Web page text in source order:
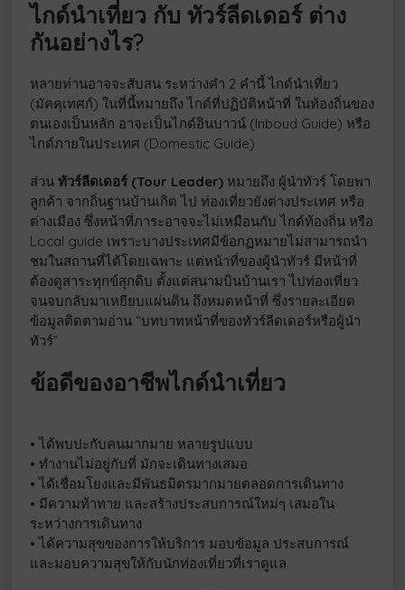
ไกด์นำเที่ยว กับ ทัวร์ลีดเดอร์ ต่าง
กันอย่างไร?
หลายท่านอาจจะสับสน ระหว่างคำ 2 คำนี้ ไกด์นำเที่ยว
(มัคคุเทศก์) ในที่นี้หมายถึง ไกด์ที่ปฏิบัติหน้าที่ ในท้องถิ่นของ
ตนเองเป็นหลัก อาจะเป็นไกด์อินบาวน์ (Inboud Guide) หรือ
ไกด์ภายในประเทศ (Domestic Guide)
ส่วนทัวร์ลีดเดอร์ (Tour Leader) หมายถึง ผู้นำทัวร์ โดยพา
ลูกค้า จากถิ่นฐานบ้านเกิด ไป ท่องเที่ยวยังต่างประเทศ หรือ
ต่างเมือง ซึ่งหน้าที่ภาระอาจจะไม่เหมือนกับ ไกด์ท้องถิ่น หรือ
Local guide เพราะบางประเทศมีข้อกฏหมายไม่สามารถนำ
ชมในสถานที่ได้โดยเฉพาะ แต่หน้าที่ของผู้นำทัวร์ มีหน้าที่
ต้องดูสาระทุกข์สุกดิบ ตั้งแต่สนามบินบ้านเรา ไปท่องเที่ยว
จนจบกลับมาเหยียบแผ่นดิน ถึงหมดหน้าที่ ซึ่งรายละเอียด
ข้อมูลติดตามอ่าน “บทบาทหน้าที่ของทัวร์ลีดเดอร์หรือผู้นำ
ทัวร์”
ข้อดีของอาชีพไกด์นำเที่ยว
• ได้พบปะกับคนมากมาย หลายรูปแบบ
• ทำงานไม่อยู่กับที่ มักจะเดินทางเสมอ
• ได้เชื่อมโยงและมีพันธมิตรมากมายตลอดการเดินทาง
• มีความท้าทาย และสร้างประสบการณ์ใหม่ๆ เสมอใน
ระหว่างการเดินทาง
• ได้ความสุขของการให้บริการ มอบข้อมูล ประสบการณ์
และมอบความสุขให้กับนักท่องเที่ยวที่เราดูแล